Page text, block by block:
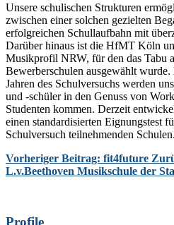
Unsere schulischen Strukturen
zwischen einer solchen gezielten
erfolgreichen Schullaufbahn mit
Darüber hinaus ist die HfMT Köln
Musikprofil NRW, für den das Tabu
Bewerberschulen ausgewählt wurde.
Jahren des Schulversuchs werden
und -schüler in den Genuss von
Studenten kommen. Derzeit
einen standardisierten Eignungstest
Schulversuch teilnehmenden Schulen.
Vorheriger Beitrag: fit4future
L.v.Beethoven Musikschule der
Profile